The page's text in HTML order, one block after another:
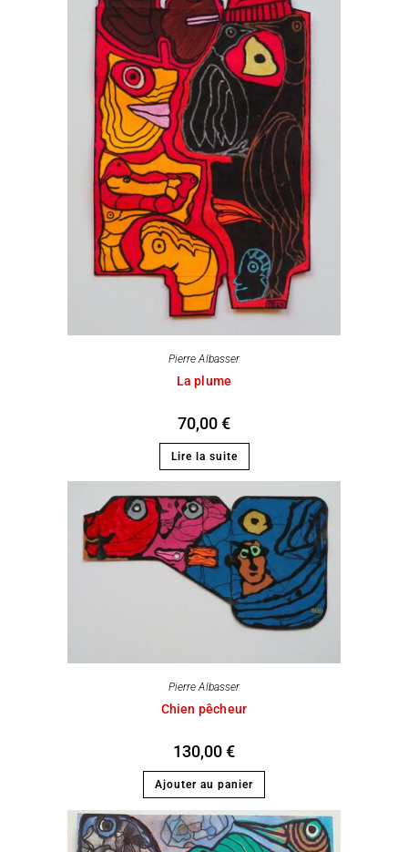
Pierre Albasser
La plume
70,00€
Lire la suite
Pierre Albasser
Chien pêcheur
130,00€
Ajouter au panier